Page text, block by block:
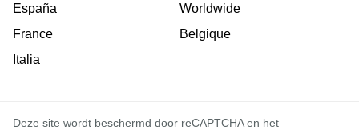
España
France
Italia
Worldwide
Belgique
Deze site wordt beschermd door reCAPTCHA en het